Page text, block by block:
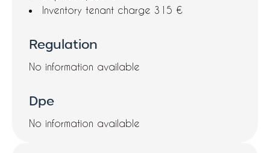
Inventory tenant charge 315 €
Regulation
No information available
Dpe
No information available